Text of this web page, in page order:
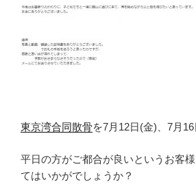
東京湾合同散骨を7月12日(金)、7月16
平日の方がご都合が良いというお客
てはいかがでしょうか？